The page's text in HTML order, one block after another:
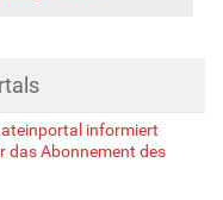
informiert
das Abonnement des